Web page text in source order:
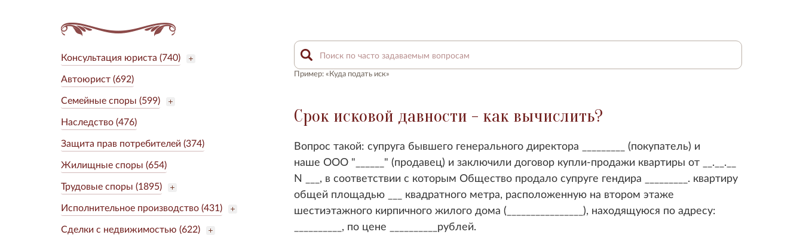
Консультация юриста (740)
Автоюрист (692)
Семейные споры (599)
Наследство (476)
Защита прав потребителей (374)
Жилищные споры (654)
Трудовые споры (1895)
Исполнительное производство (431)
Сделки с недвижимостью (622)
Пример: «Куда подать иск»
Срок исковой давности - как вычислить?
Вопрос такой: супруга бывшего генерального директора _________ (покупатель) и
наше ООО "______" (продавец) и заключили договор купли-продажи квартиры от __.__.__
N ___, в соответствии с которым Общество продало супруге гендира _________. квартиру
общей площадью ___ квадратного метра, расположенную на втором этаже
шестиэтажного кирпичного жилого дома (________________), находящуюся по адресу:
__________, по цене __________рублей.